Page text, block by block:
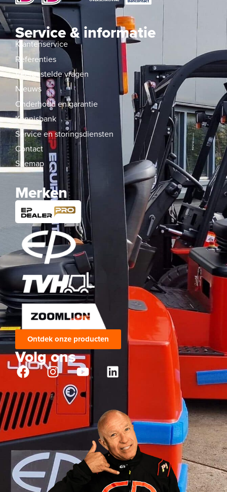
Service & informatie
Klantenservice
Referenties
Veelgestelde vragen
Nieuws
Onderhoud en garantie
Kennisbank
Service en storingsdiensten
Contact
Sitemap
Merken
Ontdek onze producten
Volg ons